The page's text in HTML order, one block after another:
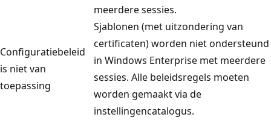
meerdere sessies.
Configuratiebeleid
is niet van
toepassing
Sjablonen (met uitzondering van
certificaten) worden niet ondersteund
in Windows Enterprise met meerdere
sessies. Alle beleidsregels moeten
worden gemaakt via de
instellingencatalogus.